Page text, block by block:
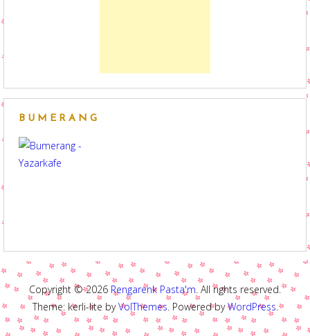
BUMERANG
Copyright © 2026 Rengarenk Pasta'm. All rights reserved.
Theme: kerli-lite byVolThemes. Powered byWordPress.